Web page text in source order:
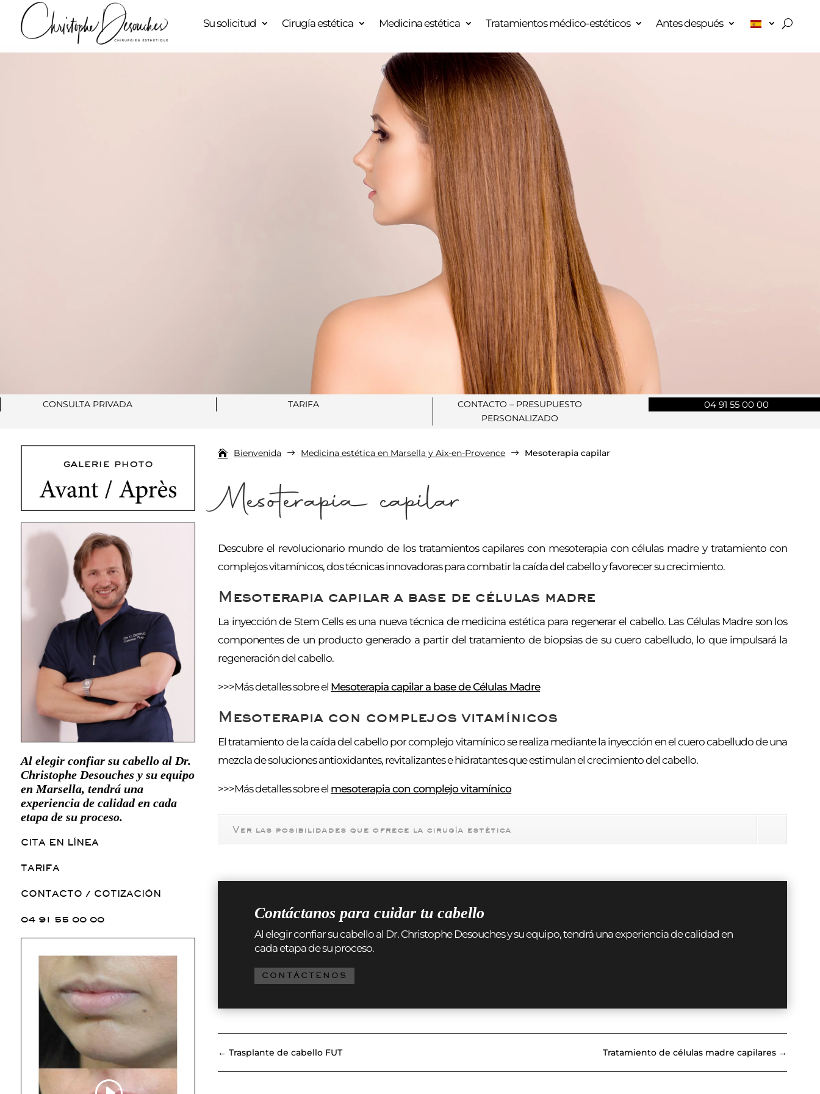
Su solicitud Cirugía estética Medicina estética Tratamientos médico-estéticos Antes después
CONSULTA PRIVADA TARIFA
CONTACTO – PRESUPUESTO
PERSONALIZADO
04 91 55 00 00
Al elegir confiar su cabello al Dr.
Christophe Desouches y su equipo
en Marsella, tendrá una
experiencia de calidad en cada
etapa de su proceso.
CITA EN LÍNEA
TARIFA
CONTACTO / COTIZACIÓN
04 91 55 00 00
Bienvenida $ Medicina estética en Marsella y Aix-en-Provence $ Mesoterapia capilar
Mesoterapia capilar
Descubre el revolucionario mundo de los tratamientos capilares con mesoterapia con células madre y tratamiento con
complejos vitamínicos, dos técnicas innovadoras para combatir la caída del cabello y favorecer su crecimiento.
Mesoterapia capilar a base de células madre
La inyección de Stem Cells es una nueva técnica de medicina estética para regenerar el cabello. Las Células Madre son los
componentes de un producto generado a partir del tratamiento de biopsias de su cuero cabelludo, lo que impulsará la
regeneración del cabello.
>>>Más detalles sobre el Mesoterapia capilar a base de Células Madre
Mesoterapia con complejos vitamínicos
El tratamiento de la caída del cabello por complejo vitamínico se realiza mediante la inyección en el cuero cabelludo de una
mezcla de soluciones antioxidantes, revitalizantes e hidratantes que estimulan el crecimiento del cabello.
>>>Más detalles sobre el mesoterapia con complejo vitamínico
Ver las posibilidades que ofrece la cirugía estética
Contáctanos para cuidar tu cabello
Al elegir confiar su cabello al Dr. Christophe Desouches y su equipo, tendrá una experiencia de calidad en
cada etapa de su proceso.
CONTÁCTENOS
←Trasplante de cabello FUT Tratamiento de células madre capilares →